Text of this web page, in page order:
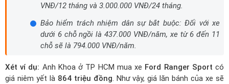
VNĐ/12 tháng và 3.000.000 VNĐ/24 tháng.
Bảo hiểm trách nhiệm dân sự bắt buộc: Đối với xe
dưới 6 chỗ ngồi là 437.000 VNĐ/năm, xe từ 6 đến 11
chỗ sẽ là 794.000 VNĐ/năm.
Xét ví dụ: Anh Khoa ở TP HCM mua xe Ford Ranger Sport có
giá niêm yết là 864 triệu đồng. Như vậy, giá lăn bánh của xe sẽ